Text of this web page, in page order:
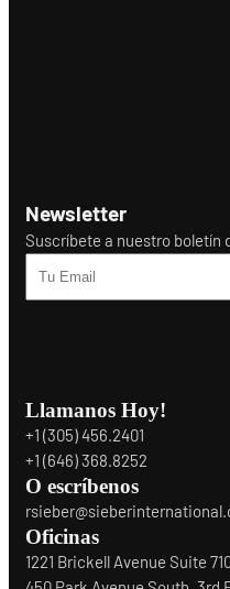
Newsletter
Suscríbete a nuestro
Llamanos Hoy!
+1 (305) 456.2401
+1 (646) 368.8252
O escríbenos
Oficinas
1221 Brickell Avenue Suite